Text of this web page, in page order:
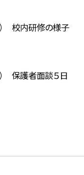
） 校内研修の様子
） 保護者面談５日